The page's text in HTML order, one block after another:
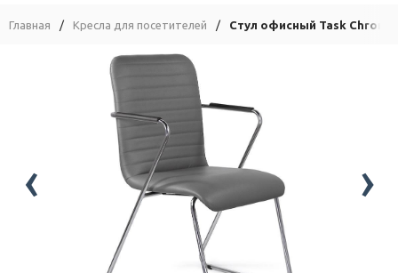
Главная / Кресла для посетителей / Стул офисный Task
‹ ›